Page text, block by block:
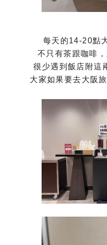
每天的14-20點
不只有茶跟咖啡
很少遇到飯店附這
大家如果要去大阪